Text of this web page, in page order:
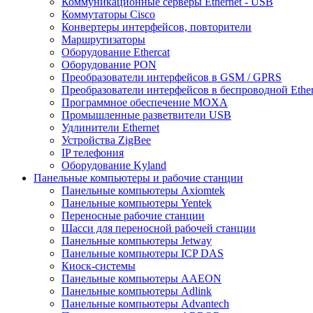
Коммутаторы Cisco
Конвертеры интерфейсов, повторители
Маршрутизаторы
Оборудование Ethercat
Оборудование PON
Преобразователи интерфейсов в GSM / GPRS
Преобразователи интерфейсов в беспроводной
Программное обеспечение MOXA
Промышленные разветвители USB
Удлинители Ethernet
Устройства ZigBee
IP телефония
Оборудование Kyland
Панельные компьютеры и рабочие станции
Панельные компьютеры Axiomtek
Панельные компьютеры Yentek
Переносные рабочие станции
Шасси для переносной рабочей станции
Панельные компьютеры Jetway
Панельные компьютеры ICP DAS
Киоск-системы
Панельные компьютеры AAEON
Панельные компьютеры Adlink
Панельные компьютеры Advantech